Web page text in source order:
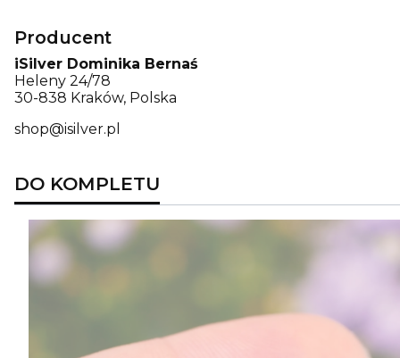
Producent
iSilver Dominika Bernaś
Heleny 24/78
30-838 Kraków, Polska
shop@isilver.pl
DO KOMPLETU